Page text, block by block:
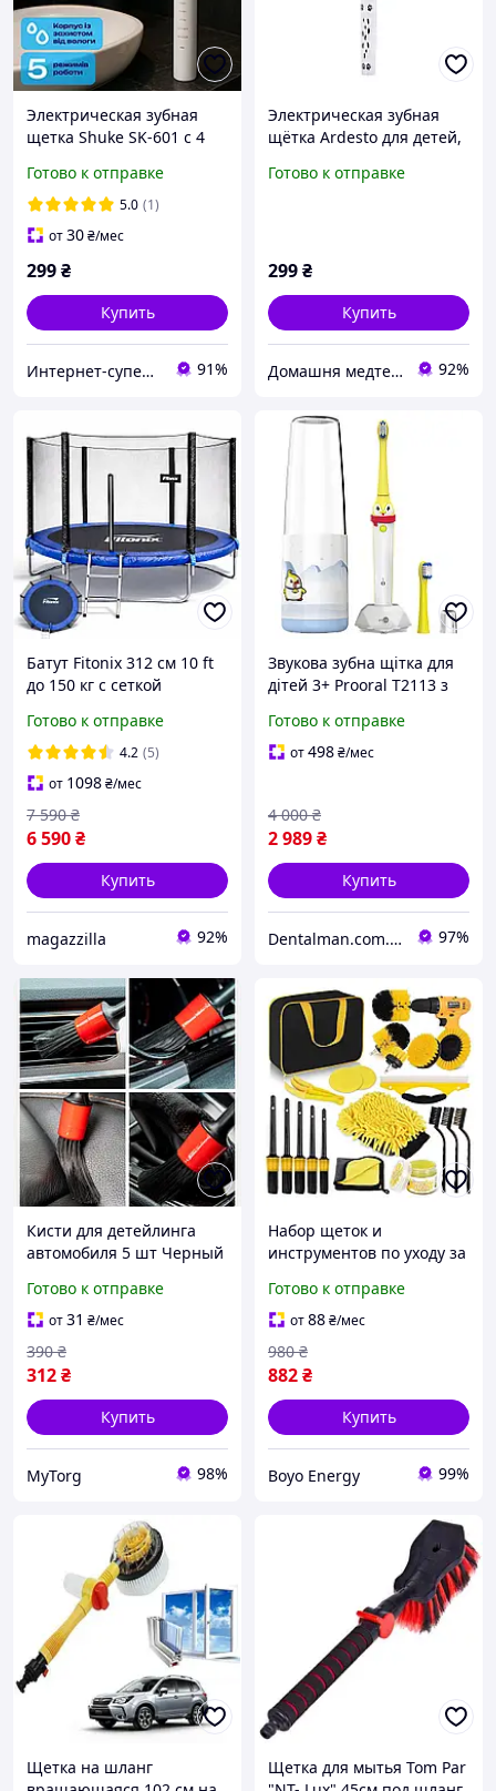
Электрическая зубная
щетка Shuke SK-601 с 4
для зубов 5 режимов
работы
Готово к отправке
5.0 (1)
от30₴/мес
299₴
Купить
Интернет-супермаркет 91%
Электрическая зубная
щётка Ardesto для детей,
(Китай)
Готово к отправке
299₴
Купить
Домашня медтехніка та ортопедичні товари 92%
Батут Fitonix 312 см 10 ft
до 150 кг с сеткой
стремянкой, для дачи,
двора, детей и взрослых
Готово к отправке
4.2 (5)
от 1098₴/мес
6 590₴
7 590 ₴
Купить
magazzilla 92%
Звукова зубна щітка для
дітей 3+ Prooral T2113 з
2 роки гарантії м'яке
чищення, веселий
Готово к отправке
от498₴/мес
2 989₴
4 000 ₴
Купить
Dentalman.com.ua 97%
Кисти для детейлинга
автомобиля 5 шт Черный
Готово к отправке
от31 ₴/мес
312₴
390 ₴
Купить
MyTorg 98%
Набор щеток и
инструментов по уходу за
подарочный набор для
авто комплект 21 шт
Готово к отправке
от88₴/мес
882₴
980 ₴
Купить
Boyo Energy 99%
Щетка на шланг
Щетка для мытья Tom Par